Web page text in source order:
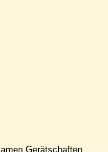
Gerätschaften